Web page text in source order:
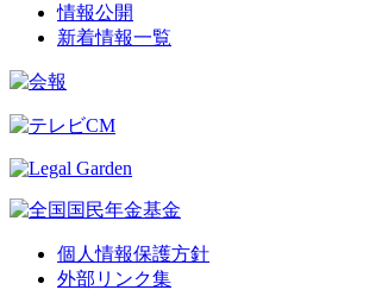
情報公開
新着情報一覧
個人情報保護方針
外部リンク集